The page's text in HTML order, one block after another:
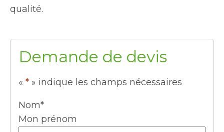
qualité.
Demande de devis
« * » indique les champs nécessaires
Nom*
Mon prénom